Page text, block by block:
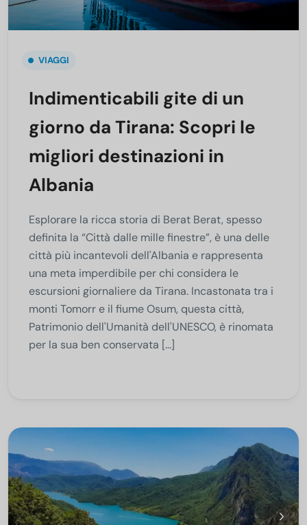
VIAGGI
Indimenticabili gite di un
giorno da Tirana: Scopri le
migliori destinazioni in
Albania
Esplorare la ricca storia di Berat Berat, spesso
definita la “Città dalle mille finestre”, è una delle
città più incantevoli dell'Albania e rappresenta
una meta imperdibile per chi considera le
escursioni giornaliere da Tirana. Incastonata tra i
monti Tomorr e il fiume Osum, questa città,
Patrimonio dell'Umanità dell'UNESCO, è rinomata
per la sua ben conservata [...]